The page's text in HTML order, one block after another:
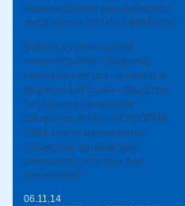
наименования юридического
лица (серия 50 № 014498010).
В связи с изменением
наименования Общества
изменены печать, штампы и
фирменный бланк общества.
Остальные реквизиты
Общества, в том числе ОГРН,
ИНН, место нахождения
Общества, банковские
реквизиты остались без
изменений.
06.11.14